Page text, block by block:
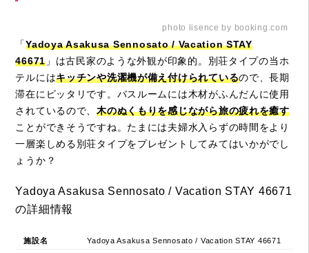
photo lisence by booking.com
「Yadoya Asakusa Sennosato / Vacation STAY
46671 」は古民家のような外観が印象的。別荘タイプの当ホ
テルにはキッチンや洗濯機が備え付けられているので、長期
滞在にピッタリです。バスルームには木材がふんだんに使用
されているので、木のぬくもりを感じながら旅の疲れを癒す
ことができそうですね。たまには夫婦水入らずの時間をより
一層楽しめる別荘タイプをプレゼントしてみてはいかがでし
ょうか？
Yadoya Asakusa Sennosato / Vacation STAY 46671
の詳細情報
施設名 Yadoya Asakusa Sennosato / Vacation STAY 46671